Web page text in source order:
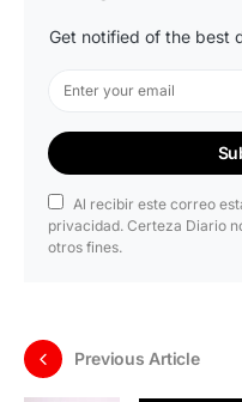
Get notified of the best
Al recibir este correo
privacidad. Certeza Diario
otros fines.
Previous Article